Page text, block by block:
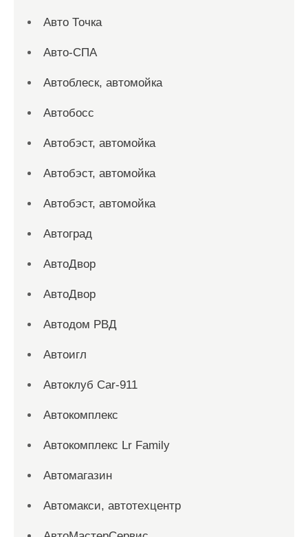
Авто Точка
Авто-СПА
Автоблеск, автомойка
Автобосс
Автобэст, автомойка
Автобэст, автомойка
Автобэст, автомойка
Автоград
АвтоДвор
АвтоДвор
Автодом РВД
Автоигл
Автоклуб Car-911
Автокомплекс
Автокомплекс Lr Family
Автомагазин
Автомакси, автотехцентр